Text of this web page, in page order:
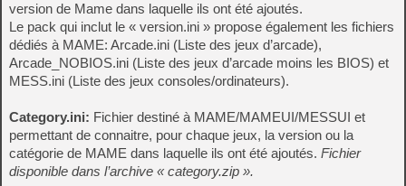
version de Mame dans laquelle ils ont été ajoutés.
Le pack qui inclut le « version.ini » propose également les fichiers
dédiés à MAME: Arcade.ini (Liste des jeux d’arcade),
Arcade_NOBIOS.ini (Liste des jeux d’arcade moins les BIOS) et
MESS.ini (Liste des jeux consoles/ordinateurs).
Category.ini: Fichier destiné à MAME/MAMEUI/MESSUI et
permettant de connaitre, pour chaque jeux, la version ou la
catégorie de MAME dans laquelle ils ont été ajoutés. Fichier
disponible dans l’archive « category.zip ».